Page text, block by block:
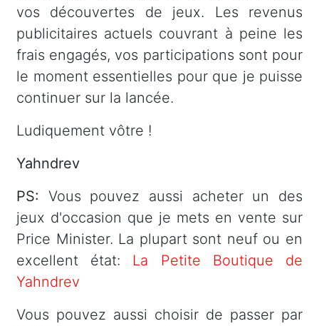
vos découvertes de jeux. Les revenus
publicitaires actuels couvrant à peine les
frais engagés, vos participations sont pour
le moment essentielles pour que je puisse
continuer sur la lancée.
Ludiquement vôtre !
Yahndrev
PS: Vous pouvez aussi acheter un des
jeux d'occasion que je mets en vente sur
Price Minister. La plupart sont neuf ou en
excellent état: La Petite Boutique de
Yahndrev
Vous pouvez aussi choisir de passer par